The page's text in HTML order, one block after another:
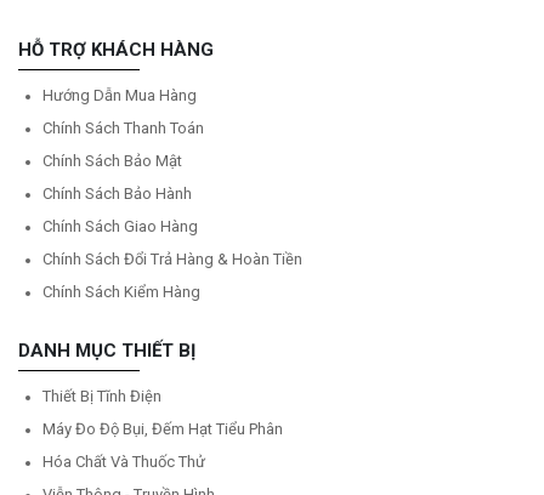
HỖ TRỢ KHÁCH HÀNG
Hướng Dẫn Mua Hàng
Chính Sách Thanh Toán
Chính Sách Bảo Mật
Chính Sách Bảo Hành
Chính Sách Giao Hàng
Chính Sách Đổi Trả Hàng & Hoàn Tiền
Chính Sách Kiểm Hàng
DANH MỤC THIẾT BỊ
Thiết Bị Tĩnh Điện
Máy Đo Độ Bụi, Đếm Hạt Tiểu Phân
Hóa Chất Và Thuốc Thử